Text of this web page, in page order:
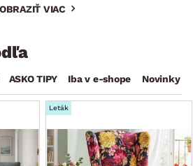
VIAC
ASKO TIPY Iba v e-shope Novinky
Leták